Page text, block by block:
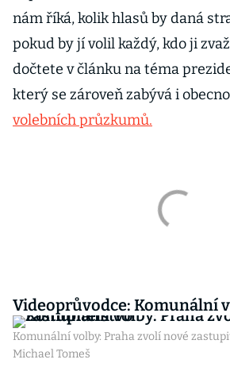
nám říká, kolik hlasů by daná
pokud by jí volil každý, kdo ji
dočtete v článku na téma
který se zároveň zabývá i
volebních průzkumů.
Videoprůvodce: Komunální
Komunální volby: Praha zvolí nové
Michael Tomeš